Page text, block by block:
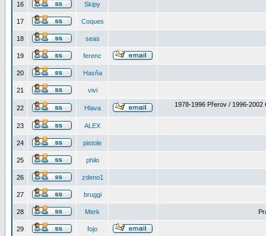
16 Skipy
17 Coques
18 seas
19 ferenc
20 Hasňa
21 vivi
22 Hlava 1978-1996 Přerov / 1996-2002
23 ALEX
24 pistole
25 philo
26 zdeno1
27 bruggi
28 Merk
29 fojo